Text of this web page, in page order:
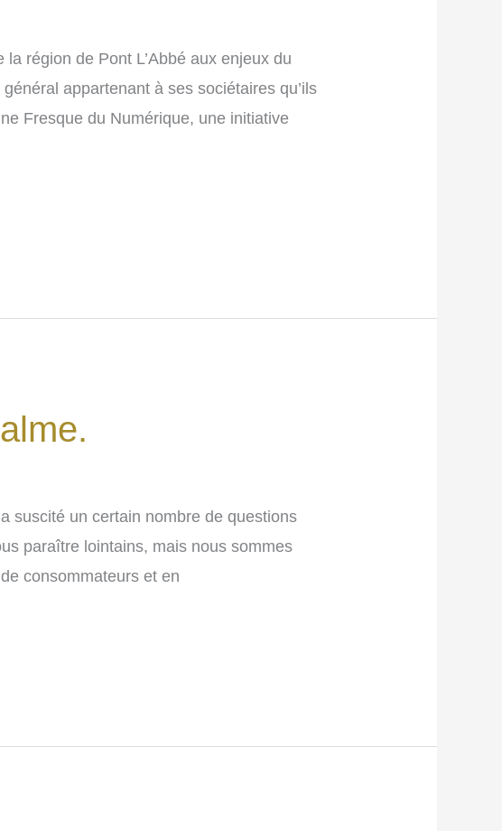
région de Pont L’Abbé aux enjeux du
appartenant à ses sociétaires qu’ils
Fresque du Numérique, une initiative
suscité un certain nombre de questions
paraître lointains, mais nous sommes
consommateurs et en